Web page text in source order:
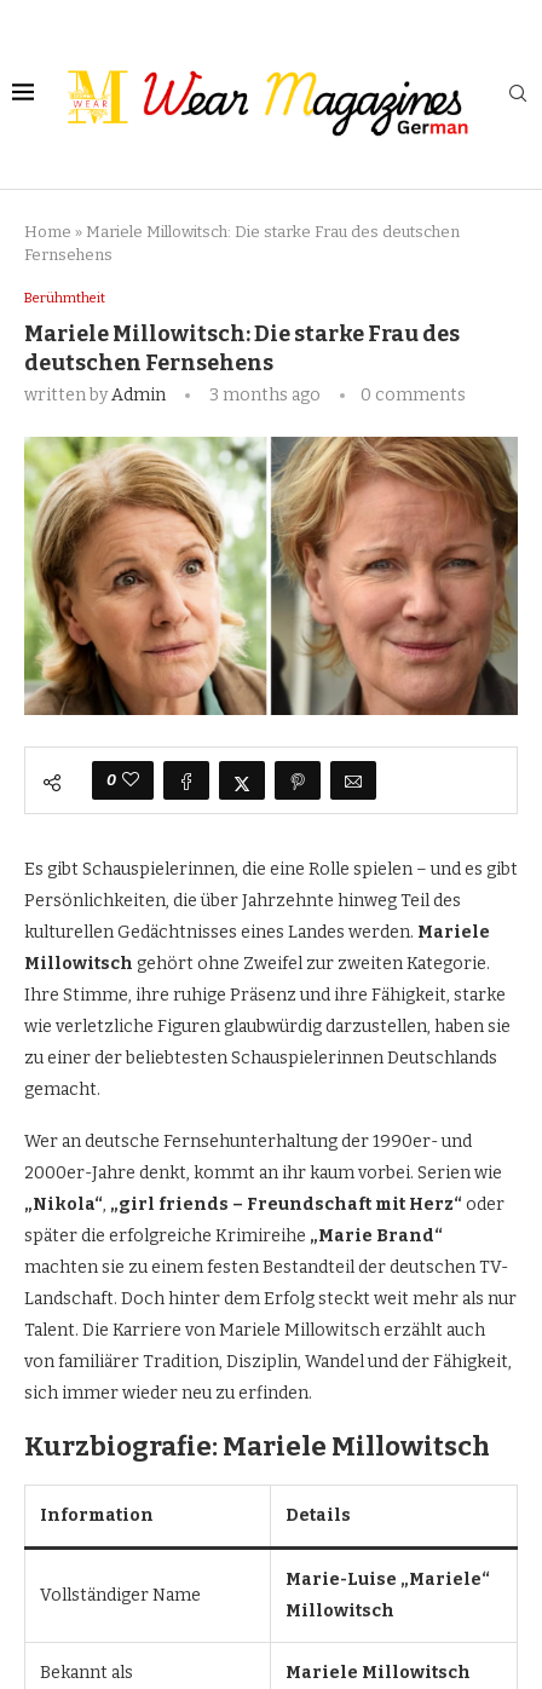
Home » Mariele Millowitsch: Die starke Frau des deutschen
Fernsehens
Berühmtheit
Mariele Millowitsch: Die starke Frau des
deutschen Fernsehens
written byAdmin 3 months ago 0 comments
0
Es gibt Schauspielerinnen, die eine Rolle spielen – und es gibt
Persönlichkeiten, die über Jahrzehnte hinweg Teil des
kulturellen Gedächtnisses eines Landes werden. Mariele
Millowitsch gehört ohne Zweifel zur zweiten Kategorie.
Ihre Stimme, ihre ruhige Präsenz und ihre Fähigkeit, starke
wie verletzliche Figuren glaubwürdig darzustellen, haben sie
zu einer der beliebtesten Schauspielerinnen Deutschlands
gemacht.
Wer an deutsche Fernsehunterhaltung der 1990er- und
2000er-Jahre denkt, kommt an ihr kaum vorbei. Serien wie
„Nikola“, „girl friends – Freundschaft mit Herz“ oder
später die erfolgreiche Krimireihe „Marie Brand“
machten sie zu einem festen Bestandteil der deutschen TV-
Landschaft. Doch hinter dem Erfolg steckt weit mehr als nur
Talent. Die Karriere von Mariele Millowitsch erzählt auch
von familiärer Tradition, Disziplin, Wandel und der Fähigkeit,
sich immer wieder neu zu erfinden.
Kurzbiografie: Mariele Millowitsch
Information Details
Vollständiger Name
Marie-Luise „Mariele“
Millowitsch
Bekannt als Mariele Millowitsch